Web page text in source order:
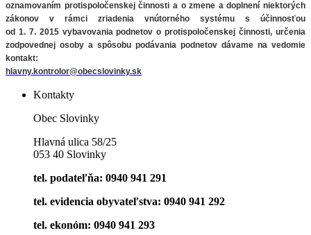
oznamovaním protispoločenskej činnosti a o zmene a doplnení niektorých
zákonov v rámci zriadenia vnútorného systému s účinnosťou
od 1. 7. 2015 vybavovania podnetov o protispoločenskej činnosti, určenia
zodpovednej osoby a spôsobu podávania podnetov dávame na vedomie
kontakt:
hlavny.kontrolor@obecslovinky.sk
Kontakty
Obec Slovinky
Hlavná ulica 58/25
053 40 Slovinky
tel. podateľňa: 0940 941 291
tel. evidencia obyvateľstva: 0940 941 292
tel. ekonóm: 0940 941 293